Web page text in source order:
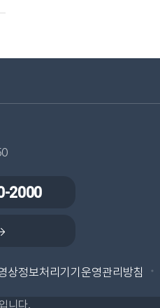
2000
북 바로가기
카카오플러스 바로가기
상정보처리기기운영관리방침
니다.